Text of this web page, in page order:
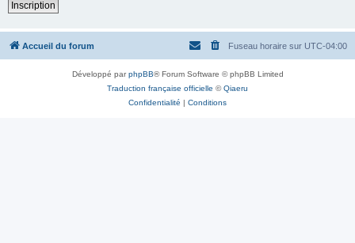
Inscription
Accueil du forum Fuseau horaire sur UTC-04:00
Développé parphpBB® Forum Software © phpBB Limited
Traduction française officielle ©Qiaeru
Confidentialité | Conditions